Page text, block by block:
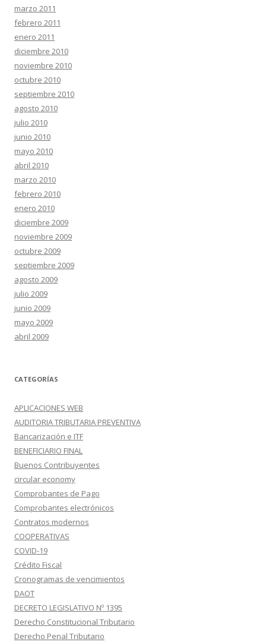
marzo 2011
febrero 2011
enero 2011
diciembre 2010
noviembre 2010
octubre 2010
septiembre 2010
agosto 2010
julio 2010
junio 2010
mayo 2010
abril 2010
marzo 2010
febrero 2010
enero 2010
diciembre 2009
noviembre 2009
octubre 2009
septiembre 2009
agosto 2009
julio 2009
junio 2009
mayo 2009
abril 2009
CATEGORÍAS
APLICACIONES WEB
AUDITORIA TRIBUTARIA PREVENTIVA
Bancarización e ITF
BENEFICIARIO FINAL
Buenos Contribuyentes
circular economy
Comprobantes de Pago
Comprobantes electrónicos
Contratos modernos
COOPERATIVAS
COVID-19
Crédito Fiscal
Cronogramas de vencimientos
DAOT
DECRETO LEGISLATIVO Nº 1395
Derecho Constitucional Tributario
Derecho Penal Tributario